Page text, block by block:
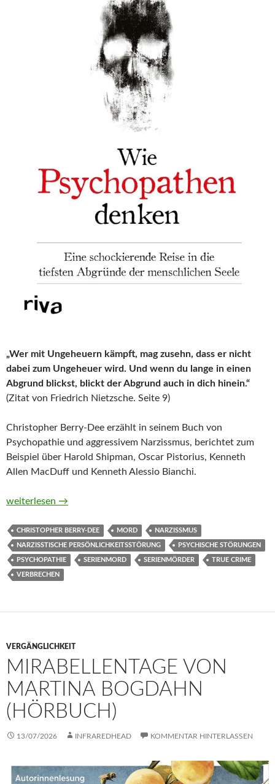
„Wer mit Ungeheuern kämpft, mag zusehn, dass er nicht
dabei zum Ungeheuer wird. Und wenn du lange in einen
Abgrund blickst, blickt der Abgrund auch in dich hinein.“
(Zitat von Friedrich Nietzsche. Seite 9)
Christopher Berry-Dee erzählt in seinem Buch von
Psychopathie und aggressivem Narzissmus, berichtet zum
Beispiel über Harold Shipman, Oscar Pistorius, Kenneth
Allen MacDuff und Kenneth Alessio Bianchi.
Wie Psychopathen denken von Christopher Berry-Dee
weiterlesen →
CHRISTOPHER BERRY-DEE MORD NARZISSMUS
NARZISSTISCHE PERSÖNLICHKEITSSTÖRUNG PSYCHISCHE STÖRUNGEN
PSYCHOPATHIE SERIENMORD SERIENMÖRDER TRUE CRIME
VERBRECHEN
VERGÄNGLICHKEIT
MIRABELLENTAGE VON
MARTINA BOGDAHN
(HÖRBUCH)
13/07/2026 INFRAREDHEAD KOMMENTAR HINTERLASSEN